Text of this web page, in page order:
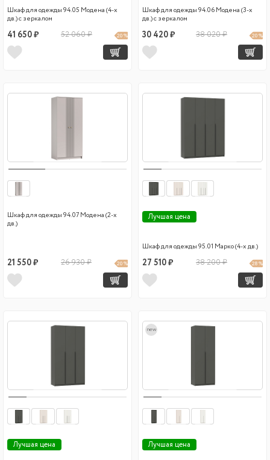
Шкаф для одежды 94.05 Модена (4-х
дв.) с зеркалом
41 650 ₽ 52 060 ₽ 20 %
Шкаф для одежды 94.06 Модена (3-х
дв.) с зеркалом
30 420 ₽ 38 020 ₽ 20 %
Шкаф для одежды 94.07 Модена (2-х
дв.)
21 550 ₽ 26 930 ₽ 20 %
Лучшая цена
Шкаф для одежды 95.01 Марко (4-х дв.)
27 510 ₽ 38 200 ₽ 28 %
Лучшая цена
new
Лучшая цена